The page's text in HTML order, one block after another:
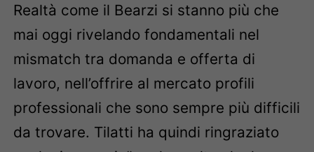
Realtà come il Bearzi si stanno più che
mai oggi rivelando fondamentali nel
mismatch tra domanda e offerta di
lavoro, nell’offrire al mercato profili
professionali che sono sempre più difficili
da trovare. Tilatti ha quindi ringraziato